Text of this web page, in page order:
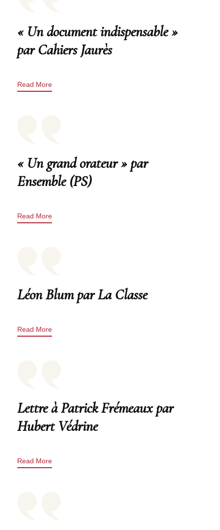
« Un document indispensable »
par Cahiers Jaurès
Read More
« Un grand orateur » par
Ensemble (PS)
Read More
Léon Blum par La Classe
Read More
Lettre à Patrick Frémeaux par
Hubert Védrine
Read More